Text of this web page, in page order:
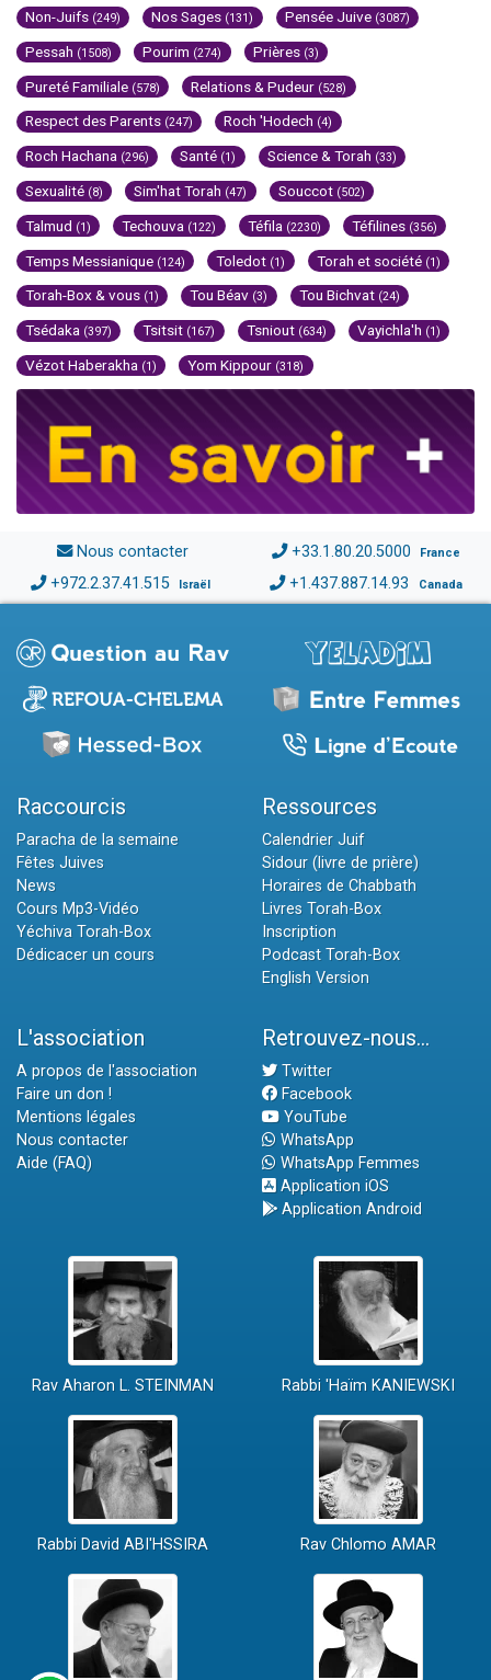
Non-Juifs (249) Nos Sages (131) Pensée Juive (3087)
Pessah (1508) Pourim (274) Prières (3)
Pureté Familiale (578) Relations & Pudeur (528)
Respect des Parents (247) Roch 'Hodech (4)
Roch Hachana (296) Santé (1) Science & Torah (33)
Sexualité (8) Sim'hat Torah (47) Souccot (502)
Talmud (1) Techouva (122) Téfila (2230) Téfilines (356)
Temps Messianique (124) Toledot (1) Torah et société (1)
Torah-Box & vous (1) Tou Béav (3) Tou Bichvat (24)
Tsédaka (397) Tsitsit (167) Tsniout (634) Vayichla'h (1)
Vézot Haberakha (1) Yom Kippour (318)
Nous contacter +33.1.80.20.5000 France
+972.2.37.41.515 Israël +1.437.887.14.93 Canada
Raccourcis
Paracha de la semaine
Fêtes Juives
News
Cours Mp3-Vidéo
Yéchiva Torah-Box
Dédicacer un cours
Ressources
Calendrier Juif
Sidour (livre de prière)
Horaires de Chabbath
Livres Torah-Box
Inscription
Podcast Torah-Box
English Version
L'association
A propos de l'association
Faire un don !
Mentions légales
Nous contacter
Aide (FAQ)
Retrouvez-nous...
Twitter
Facebook
YouTube
WhatsApp
WhatsApp Femmes
Application iOS
Application Android
Rav Aharon L. STEINMAN Rabbi 'Haïm KANIEWSKI
Rabbi David ABI'HSSIRA Rav Chlomo AMAR